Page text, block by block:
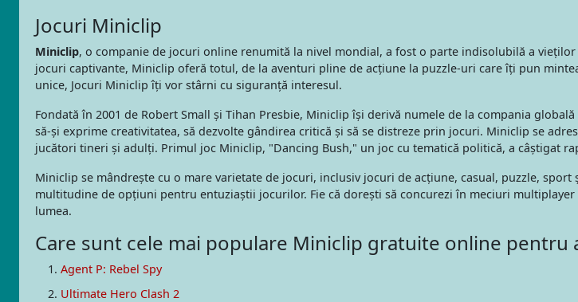
Jocuri Miniclip
Miniclip, o companie de jocuri online renumită la nivel mondial, a fost o parte indisolubilă a
jocuri captivante, Miniclip oferă totul, de la aventuri pline de acțiune la puzzle-uri care îți pun
unice, Jocuri Miniclip îți vor stârni cu siguranță interesul.
Fondată în 2001 de Robert Small și Tihan Presbie, Miniclip își derivă numele de la compania
să-și exprime creativitatea, să dezvolte gândirea critică și să se distreze prin jocuri. Miniclip se
jucători tineri și adulți. Primul joc Miniclip, "Dancing Bush," un joc cu tematică politică, a câștigat
Miniclip se mândrește cu o mare varietate de jocuri, inclusiv jocuri de acțiune, casual, puzzle,
multitudine de opțiuni pentru entuziaștii jocurilor. Fie că dorești să concurezi în meciuri
lumea.
Care sunt cele mai populare Miniclip gratuite online pentru
Agent P: Rebel Spy
Ultimate Hero Clash 2